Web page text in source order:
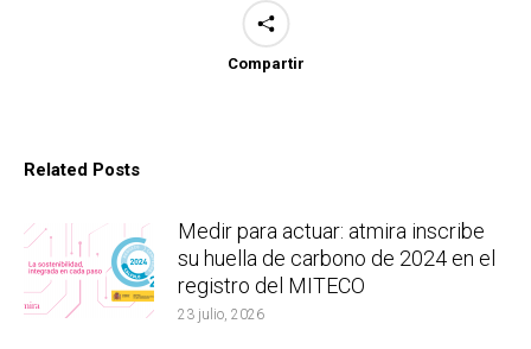
Compartir
Related Posts
Medir para actuar: atmira inscribe
su huella de carbono de 2024 en el
registro del MITECO
23 julio, 2026